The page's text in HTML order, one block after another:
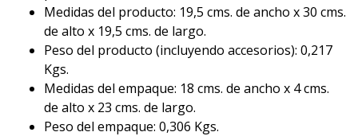
Medidas del producto: 19,5 cms. de ancho x 30 cms.
de alto x 19,5 cms. de largo.
Peso del producto (incluyendo accesorios): 0,217
Kgs.
Medidas del empaque: 18 cms. de ancho x 4 cms.
de alto x 23 cms. de largo.
Peso del empaque: 0,306 Kgs.